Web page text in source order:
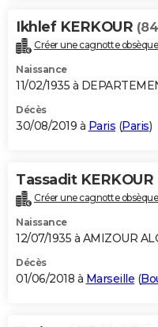
Ikhlef KERKOUR
Créer une cagnotte
Naissance
11/02/1935 à
Décès
30/08/2019 à Paris (Paris)
Tassadit KERKOUR
Créer une cagnotte
Naissance
12/07/1935 à AMIZOUR
Décès
01/06/2018 à Marseille (